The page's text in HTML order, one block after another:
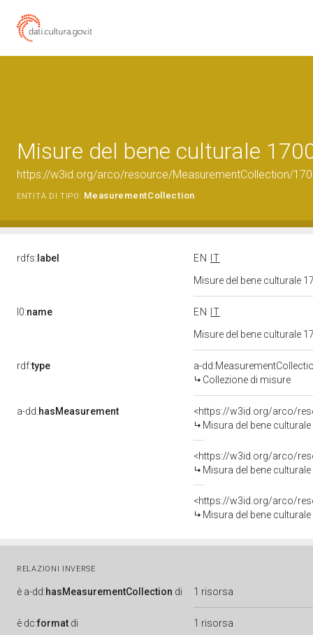
Misure del bene culturale
https://w3id.org/arco/resource/MeasurementCollection/
ENTITÀ DI TIPO: MeasurementCollection
rdfs: label EN
IT
Misure del bene culturale
l0:name EN
IT
Misure del bene culturale
rdf:type
a-
Collezione di misure
a-dd:hasMeasurement
<https://w3id.org/arco/
Misura del bene
<https://w3id.org/arco/
Misura del bene
<https://w3id.org/arco/
Misura del bene
RELAZIONI INVERSE
è a-dd:hasMeasurementCollection di 1 risorsa
è dc:format di 1 risorsa